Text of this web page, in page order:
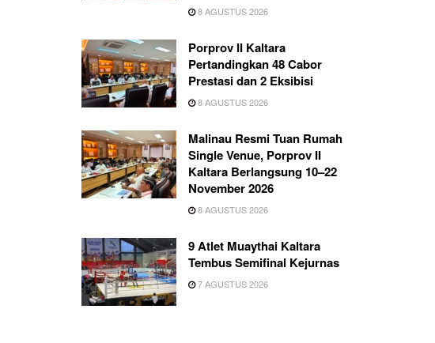
8 AGUSTUS 2026
Porprov II Kaltara
Pertandingkan 48 Cabor
Prestasi dan 2 Eksibisi
8 AGUSTUS 2026
Malinau Resmi Tuan Rumah
Single Venue, Porprov II
Kaltara Berlangsung 10–22
November 2026
8 AGUSTUS 2026
9 Atlet Muaythai Kaltara
Tembus Semifinal Kejurnas
7 AGUSTUS 2026